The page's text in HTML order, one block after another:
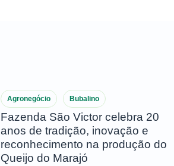
Agronegócio Bubalino
Fazenda São Victor celebra 20
anos de tradição, inovação e
reconhecimento na produção do
Queijo do Marajó